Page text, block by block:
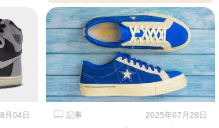
月04日 記事 2025年07月28日